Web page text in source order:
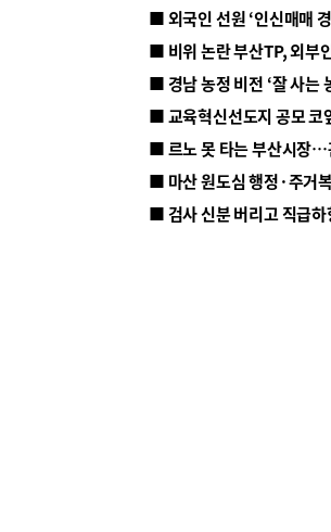
■ 외국인 선원 ‘인신매매
■ 비위 논란 부산TP, 외부
■ 르노 못 타는 부산시장…
■ 마산 원도심 행정·주거